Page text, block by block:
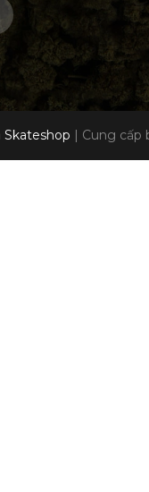
Skateshop | Cung cấp